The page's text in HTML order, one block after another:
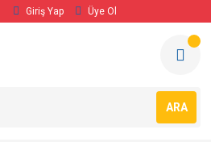
Giriş Yap Üye Ol
ARA